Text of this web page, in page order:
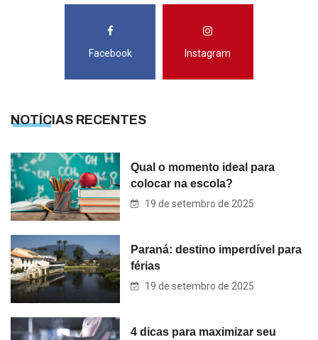
Facebook Instagram
NOTÍCIAS RECENTES
Qual o momento ideal para
colocar na escola?
19 de setembro de 2025
Paraná: destino imperdível para
férias
19 de setembro de 2025
4 dicas para maximizar seu